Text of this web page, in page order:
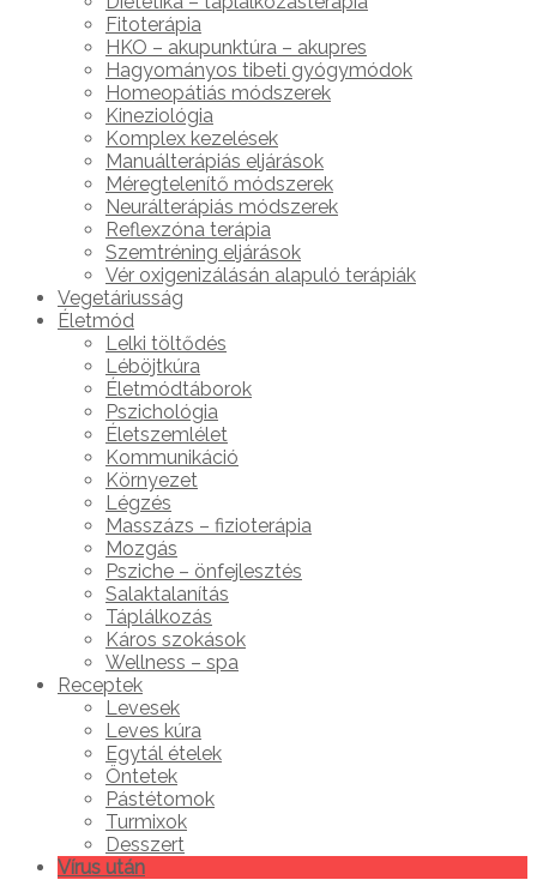
Fitoterápia
HKO – akupunktúra – akupres
Hagyományos tibeti gyógymódok
Homeopátiás módszerek
Kineziológia
Komplex kezelések
Manuálterápiás eljárások
Méregtelenítő módszerek
Neurálterápiás módszerek
Reflexzóna terápia
Szemtréning eljárások
Vér oxigenizálásán alapuló terápiák
Vegetáriusság
Életmód
Lelki töltődés
Léböjtkúra
Életmódtáborok
Pszichológia
Életszemlélet
Kommunikáció
Környezet
Légzés
Masszázs – fizioterápia
Mozgás
Psziche – önfejlesztés
Salaktalanítás
Táplálkozás
Káros szokások
Wellness – spa
Receptek
Levesek
Leves kúra
Egytál ételek
Öntetek
Pástétomok
Turmixok
Desszert
Vírus után